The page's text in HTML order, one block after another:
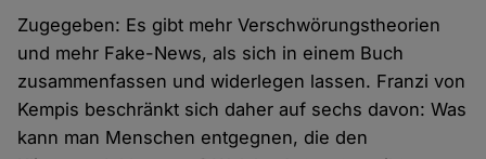
Zugegeben: Es gibt mehr Verschwörungstheorien
und mehr Fake-News, als sich in einem Buch
zusammenfassen und widerlegen lassen. Franzi von
Kempis beschränkt sich daher auf sechs davon: Was
kann man Menschen entgegnen, die den